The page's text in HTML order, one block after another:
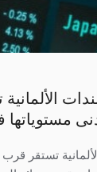
مستوياتها في 3
تستقر قرب